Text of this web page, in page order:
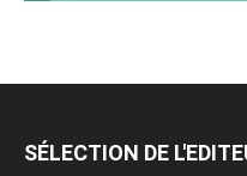
SÉLECTION DE